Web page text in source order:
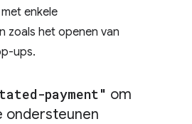
enkele
zoals het openen van
ups.
payment" om
ondersteunen